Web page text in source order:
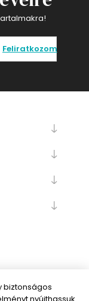
Feliratkozom
biztonságos